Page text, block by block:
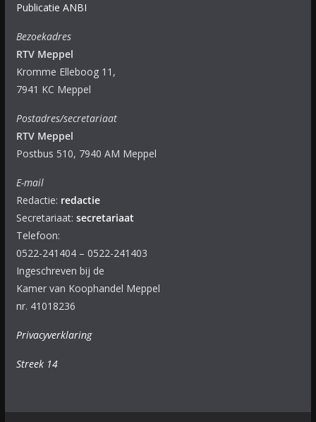
Publicatie ANBI
Bezoekadres
RTV Meppel
Kromme Elleboog 11,
7941 KC Meppel
Postadres/secretariaat
RTV Meppel
Postbus 510, 7940 AM Meppel
E-mail
Redactie: redactie
Secretariaat: secretariaat
Telefoon:
0522-241404 – 0522-241403
Ingeschreven bij de
Kamer van Koophandel Meppel
nr. 41018236
Privacyverklaring
Streek 14